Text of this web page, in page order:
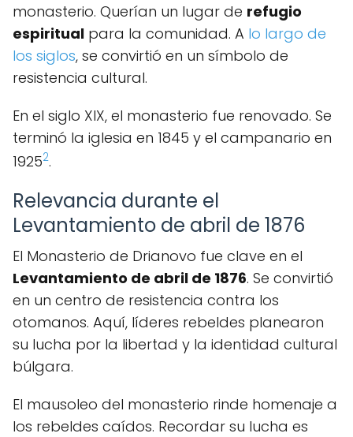
monasterio. Querían un lugar de refugio
espiritual para la comunidad. A lo largo de
los siglos, se convirtió en un símbolo de
resistencia cultural.
En el siglo XIX, el monasterio fue renovado. Se
terminó la iglesia en 1845 y el campanario en
19252.
Relevancia durante el
Levantamiento de abril de 1876
El Monasterio de Drianovo fue clave en el
Levantamiento de abril de 1876. Se convirtió
en un centro de resistencia contra los
otomanos. Aquí, líderes rebeldes planearon
su lucha por la libertad y la identidad cultural
búlgara.
El mausoleo del monasterio rinde homenaje a
los rebeldes caídos. Recordar su lucha es